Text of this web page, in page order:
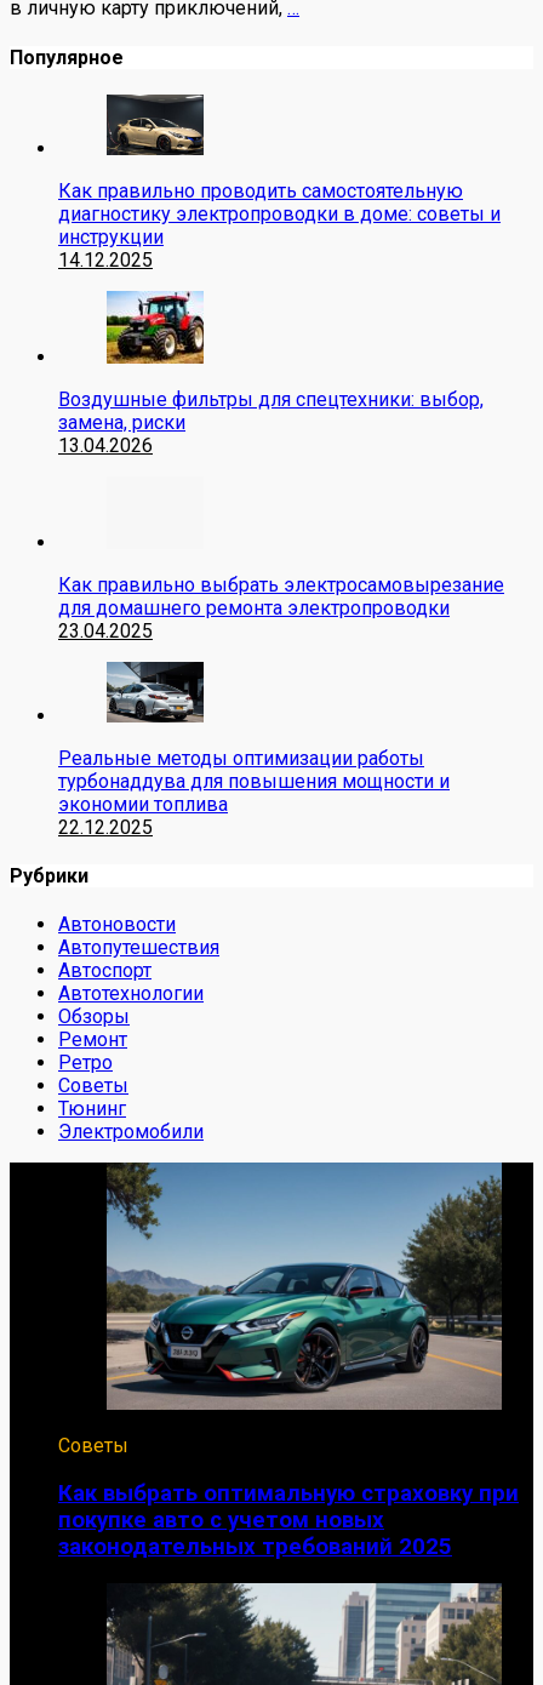
в личную карту приключений, …
Популярное
Как правильно проводить самостоятельную
диагностику электропроводки в доме: советы и
инструкции
14.12.2025
Воздушные фильтры для спецтехники: выбор,
замена, риски
13.04.2026
Как правильно выбрать электросамовырезание
для домашнего ремонта электропроводки
23.04.2025
Реальные методы оптимизации работы
турбонаддува для повышения мощности и
экономии топлива
22.12.2025
Рубрики
Автоновости
Автопутешествия
Автоспорт
Автотехнологии
Обзоры
Ремонт
Ретро
Советы
Тюнинг
Электромобили
Советы
Как выбрать оптимальную страховку при
покупке авто с учетом новых
законодательных требований 2025